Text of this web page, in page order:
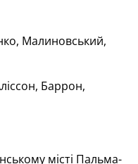
Малиновський,
Баррон,
місті Пальма-